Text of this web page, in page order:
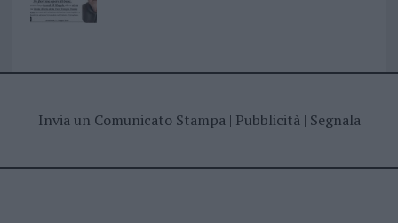
Invia un Comunicato Stampa| Pubblicità| Segnala